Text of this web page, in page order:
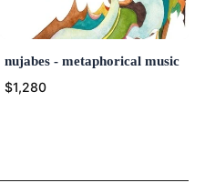
nujabes - metaphorical music
$1,280